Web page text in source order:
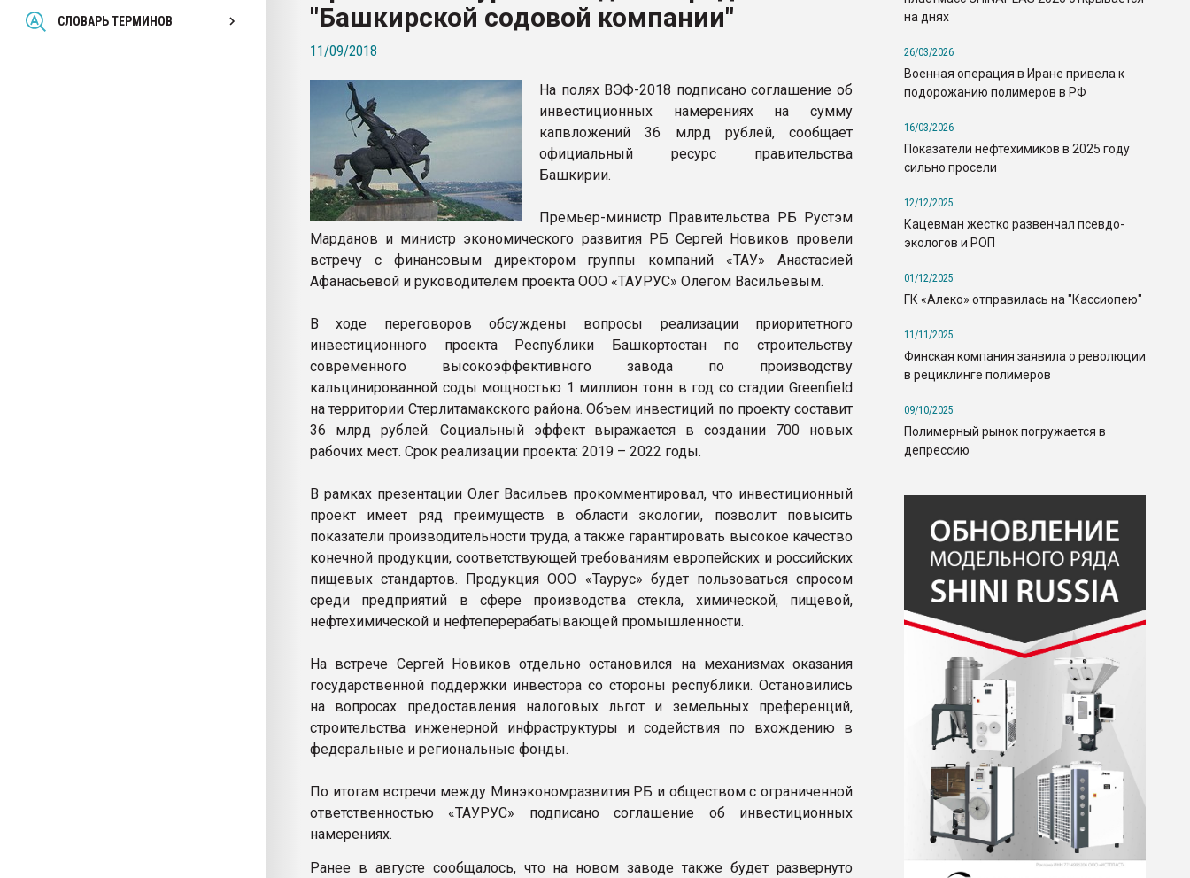
СЛОВАРЬ ТЕРМИНОВ
Всё, что касается выдува ПЭТ
ПЕРЕЙТИ НА ФОРУМ
"Башкирской содовой компании"
11/09/2018
На полях ВЭФ-2018 подписано соглашение об
инвестиционных намерениях на сумму
капвложений 36 млрд рублей, сообщает
официальный ресурс правительства
Башкирии.
Премьер-министр Правительства РБ Рустэм
Марданов и министр экономического развития РБ Сергей Новиков провели
встречу с финансовым директором группы компаний «ТАУ» Анастасией
Афанасьевой и руководителем проекта ООО «ТАУРУС» Олегом Васильевым.
В ходе переговоров обсуждены вопросы реализации приоритетного
инвестиционного проекта Республики Башкортостан по строительству
современного высокоэффективного завода по производству
кальцинированной соды мощностью 1 миллион тонн в год со стадии Greenfield
на территории Стерлитамакского района. Объем инвестиций по проекту составит
36 млрд рублей. Социальный эффект выражается в создании 700 новых
рабочих мест. Срок реализации проекта: 2019 – 2022 годы.
В рамках презентации Олег Васильев прокомментировал, что инвестиционный
проект имеет ряд преимуществ в области экологии, позволит повысить
показатели производительности труда, а также гарантировать высокое качество
конечной продукции, соответствующей требованиям европейских и российских
пищевых стандартов. Продукция ООО «Таурус» будет пользоваться спросом
среди предприятий в сфере производства стекла, химической, пищевой,
нефтехимической и нефтеперерабатывающей промышленности.
На встрече Сергей Новиков отдельно остановился на механизмах оказания
государственной поддержки инвестора со стороны республики. Остановились
на вопросах предоставления налоговых льгот и земельных преференций,
строительства инженерной инфраструктуры и содействия по вхождению в
федеральные и региональные фонды.
По итогам встречи между Минэкономразвития РБ и обществом с ограниченной
ответственностью «ТАУРУС» подписано соглашение об инвестиционных
намерениях.
Ранее в августе сообщалось, что на новом заводе также будет развернуто
на днях
26/03/2026
Военная операция в Иране привела к
подорожанию полимеров в РФ
16/03/2026
Показатели нефтехимиков в 2025 году
сильно просели
12/12/2025
Кацевман жестко развенчал псевдо-
экологов и РОП
01/12/2025
ГК «Алеко» отправилась на "Кассиопею"
11/11/2025
Финская компания заявила о революции
в рециклинге полимеров
09/10/2025
Полимерный рынок погружается в
депрессию